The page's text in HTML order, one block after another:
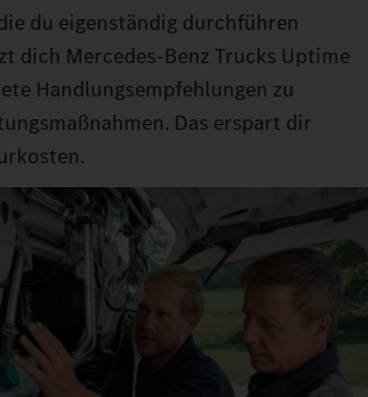
du eigenständig durchführen
dich Mercedes‑Benz Trucks Uptime
Handlungsempfehlungen zu
Das erspart dir